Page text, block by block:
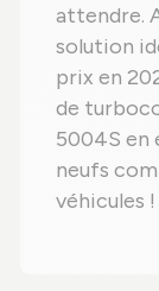
attendre.
solution
prix en
de
5004S en
neufs
véhicules !